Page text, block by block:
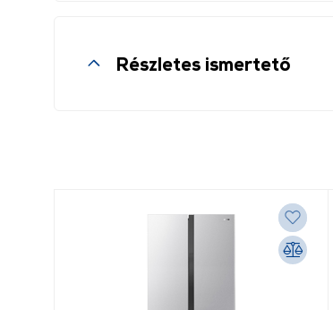
Részletes ismertető